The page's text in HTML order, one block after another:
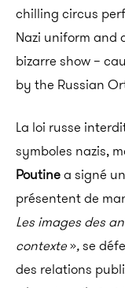
chilling circus
Nazi uniform and
bizarre show –
by the Russian
La loi russe
symboles nazis,
Poutinea signé
présentent de
Les images des
contexte»,se
des relations